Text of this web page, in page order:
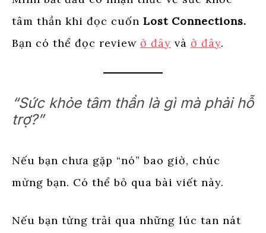
tâm thần khi đọc cuốn Lost Connections.
Bạn có thể đọc review ở đây và ở đây.
“Sức khỏe tâm thần là gì mà phải hỗ
trợ?”
Nếu bạn chưa gặp “nó” bao giờ, chúc
mừng bạn. Có thể bỏ qua bài viết này.
Nếu bạn từng trải qua những lúc tan nát